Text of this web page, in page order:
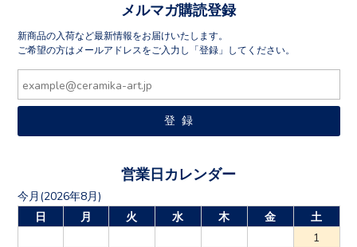
メルマガ購読登録
新商品の入荷など最新情報をお届けいたします。
ご希望の方はメールアドレスをご入力し「登録」してください。
営業日カレンダー
今月(2026年8月)
日
月 火 水 木 金
土
1